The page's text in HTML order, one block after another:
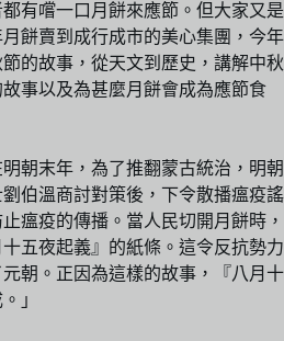
有嚐一口月餅來應節。但大家又是
餅賣到成行成市的美心集團，今年
的故事，從天文到歷史，講解中秋
事以及為甚麼月餅會成為應節食
朝末年，為了推翻蒙古統治，明朝
伯溫商討對策後，下令散播瘟疫謠
瘟疫的傳播。當人民切開月餅時，
五夜起義』的紙條。這令反抗勢力
朝。正因為這樣的故事，『八月十
」